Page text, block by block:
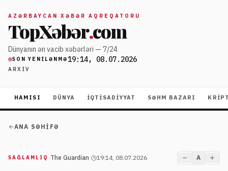
AZƏRBAYCAN XƏBƏR AQREQATORU
TopXəbər.com
Dünyanın ən vacib xəbərləri — 7/24
SON YENILƏNMƏ19:14, 08.07.2026
ARXIV
HAMISI DÜNYA İQTISADIYYAT SƏHM BAZARI
ANA SƏHIFƏ
SAĞLAMLIQ The Guardian 19:14, 08.07.2026 A